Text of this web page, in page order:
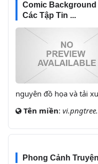
Comic Background
Các Tập Tin ...
nguyên đồ họa và tải
Tên miền:
Phong Cảnh